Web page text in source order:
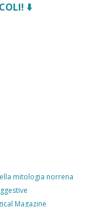
⬇️
mitologia norrena
Magazine